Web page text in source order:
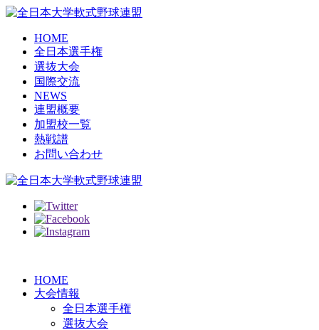
HOME
全日本選手権
選抜大会
国際交流
NEWS
連盟概要
加盟校一覧
熱戦譜
お問い合わせ
HOME
大会情報
全日本選手権
選抜大会